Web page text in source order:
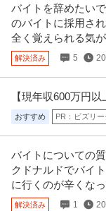
／平均年齢30代／残
株式会社林電子
正社員 交通費支給 昇
年収300万円〜500万
【職種】管理＞経理（
法人営業 ／ 特殊足
日祝休み寮完備残業
株式会社ナベカヰ
新着 正社員 土日休み
年収400万円〜700万
【職種】営業＞法人営
応じ、当該求人をビズリ
バイトを辞めたい
のバイトに採用さ
全く覚えられる気
解決済み 5
【現年収600万円
おすすめ PR：ビズリー
バイトについての
クドナルドでバイ
に行くのが辛くな
解決済み 1